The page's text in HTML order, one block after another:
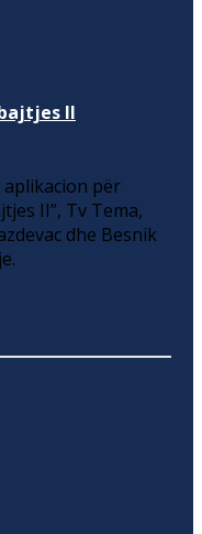
II
aplikacion për
II”, Tv Tema,
dhe Besnik